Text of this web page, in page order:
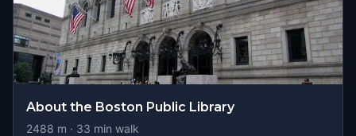
About the Boston Public Library
2488 m · 33 min walk